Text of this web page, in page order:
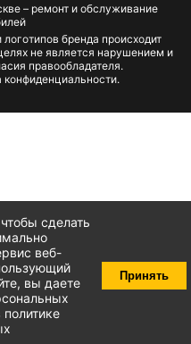
сделать
веб-
вы даете
политике
Принять
– ремонт и обслуживание
бренда происходит
не является нарушением и
правообладателя.
конфиденциальности.